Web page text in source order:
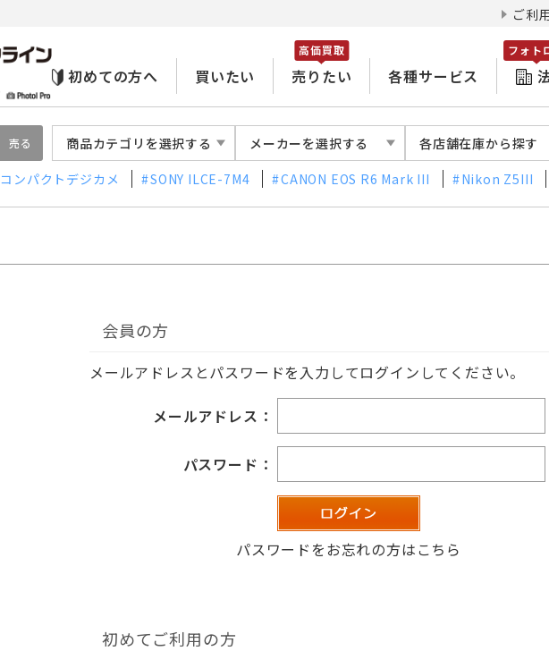
ご利
初めての方へ 買いたい 売りたい
高価買取
各種サービス
フォト
売る 商品カテゴリを選択する メーカーを選択する 各店舗在庫から探す
ンパクトデジカメ SONY ILCE-7M4 CANON EOS R6 Mark III Nikon Z5III
会員の方
メールアドレスとパスワードを入力してログインしてください。
メールアドレス：
パスワード：
パスワードをお忘れの方はこちら
初めてご利用の方